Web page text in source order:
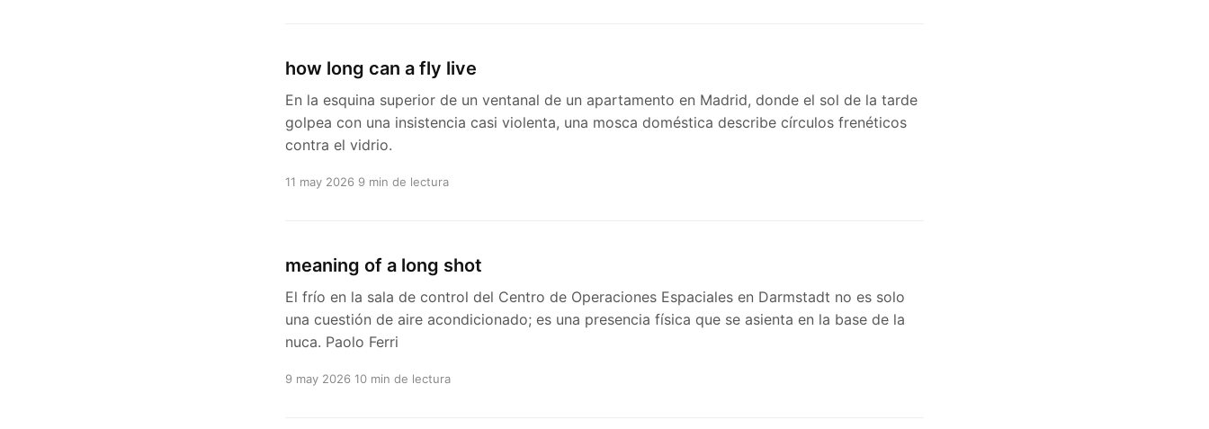
how long can a fly live
En la esquina superior de un ventanal de un apartamento en Madrid, donde el sol de la tarde
golpea con una insistencia casi violenta, una mosca doméstica describe círculos frenéticos
contra el vidrio.
11 may 2026 9 min de lectura
meaning of a long shot
El frío en la sala de control del Centro de Operaciones Espaciales en Darmstadt no es solo
una cuestión de aire acondicionado; es una presencia física que se asienta en la base de la
nuca. Paolo Ferri
9 may 2026 10 min de lectura